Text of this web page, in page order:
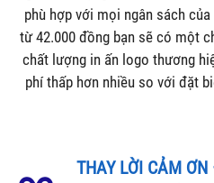
phù hợp với mọi ngân sách
từ 42.000 đồng bạn sẽ có một
chất lượng in ấn logo thương
phí thấp hơn nhiều so với đặt
THAY LỜI CẢM